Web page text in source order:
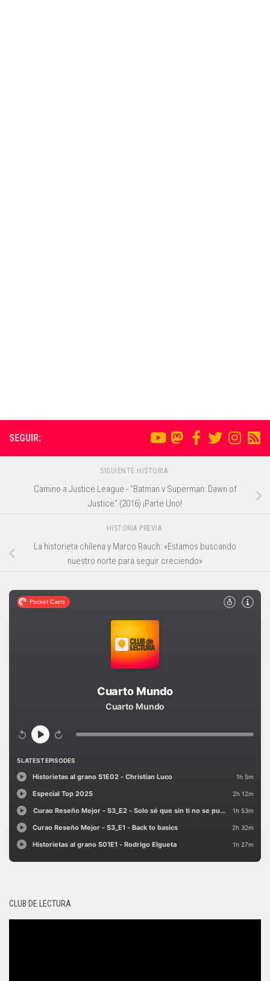
SEGUIR:
SIGUIENTE HISTORIA
Camino a Justice League - "Batman v Superman: Dawn of
Justice" (2016) ¡Parte Uno!
HISTORIA PREVIA
La historieta chilena y Marco Rauch: «Estamos buscando
nuestro norte para seguir creciendo»
CLUB DE LECTURA